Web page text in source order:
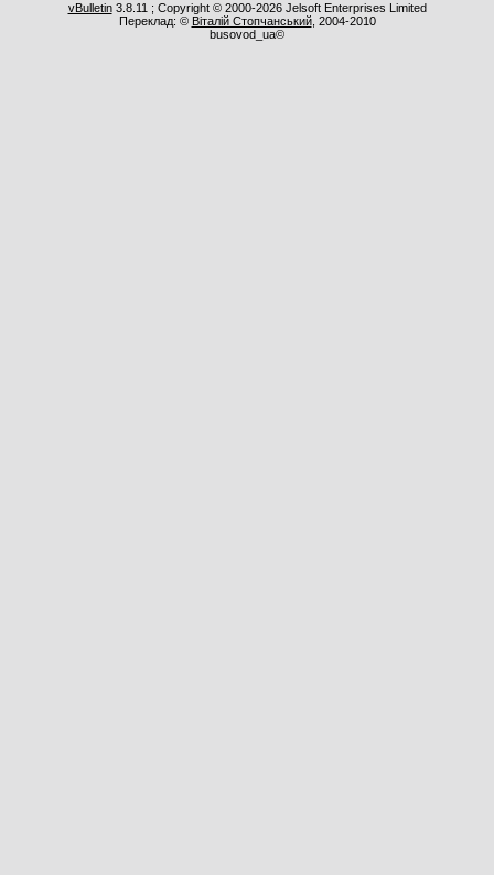
vBulletin3.8.11 ; Copyright © 2000-2026 Jelsoft Enterprises Limited
Переклад: © Віталій Стопчанський, 2004-2010
busovod_ua©